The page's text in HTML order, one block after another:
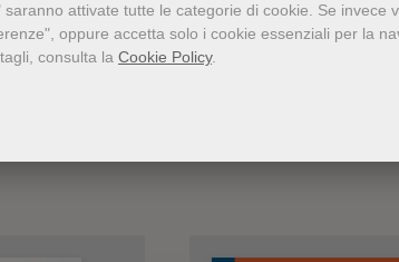
attivate tutte le categorie di cookie. Se invece
oppure accetta solo i cookie essenziali per la
consulta la Cookie Policy.